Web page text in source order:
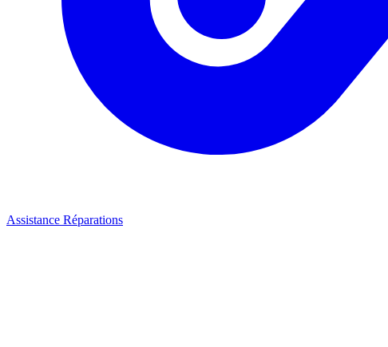
Assistance Réparations